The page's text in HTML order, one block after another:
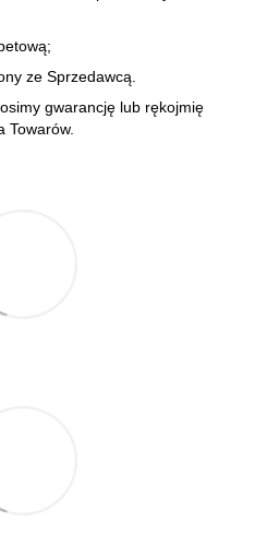
ze Sprzedawcą.
gwarancję lub rękojmię
Towarów.